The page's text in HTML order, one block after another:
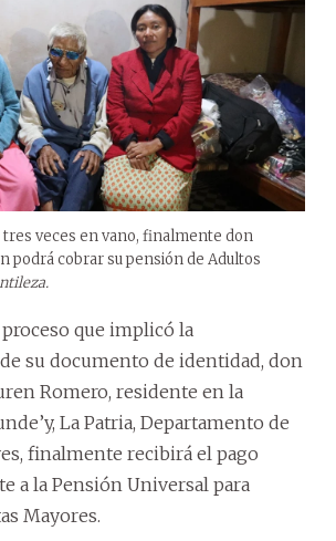
tres veces en vano, finalmente don
podrá cobrar su pensión de Adultos
que implicó la
su documento de identidad, don
Romero, residente en la
La Patria, Departamento de
finalmente recibirá el pago
a la Pensión Universal para
Mayores.